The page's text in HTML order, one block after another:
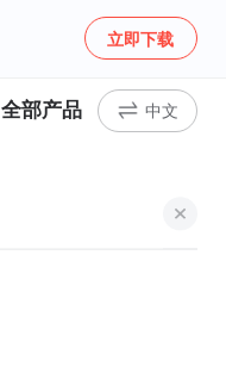
立即下载
全部产品 中文